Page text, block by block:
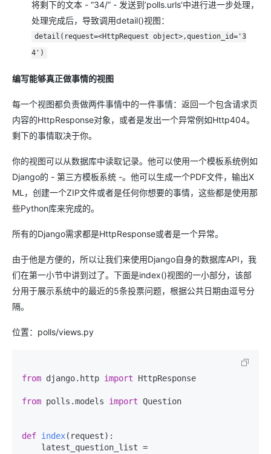
将剩下的文本 - “34/” - 发送到’polls.urls’中进行进一步处理，
处理完成后，导致调用detail()视图：
detail(request=<HttpRequest object>,question_id='3
4')
编写能够真正做事情的视图
每一个视图都负责做两件事情中的一件事情：返回一个包含请求页
内容的HttpResponse对象，或者是发出一个异常例如Http404。
剩下的事情取决于你。
你的视图可以从数据库中读取记录。他可以使用一个模板系统例如
Django的 - 第三方模板系统 -。他可以生成一个PDF文件，输出X
ML，创建一个ZIP文件或者是任何你想要的事情，这些都是使用那
些Python库来完成的。
所有的Django需求都是HttpResponse或者是一个异常。
由于他是方便的，所以让我们来使用Django自身的数据库API，我
们在第一小节中讲到过了。下面是index()视图的一小部分，该部
分用于展示系统中的最近的5条投票问题，根据公共日期由逗号分
隔。
位置：polls/views.py
from django.http import HttpResponse
from polls.models import Question
def index( request):